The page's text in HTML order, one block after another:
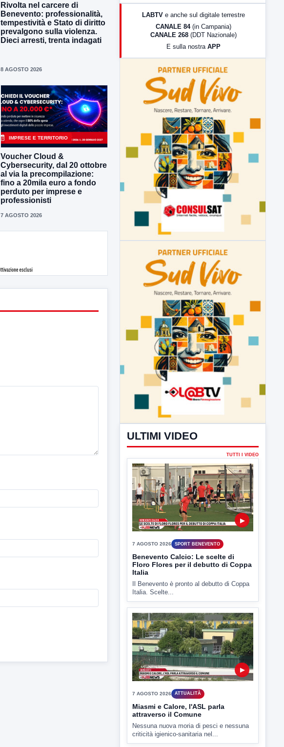
Rivolta nel carcere di
Benevento: professionalità,
tempestività e Stato di diritto
prevalgono sulla violenza.
Dieci arresti, trenta indagati
8 AGOSTO 2026
IMPRESE E TERRITORIO
Voucher Cloud &
Cybersecurity, dal 20 ottobre
al via la precompilazione:
fino a 20mila euro a fondo
perduto per imprese e
professionisti
7 AGOSTO 2026
LabNews (Diretta)
LabNews (replica)
LABTV e anche sul digitale terrestre
CANALE 84 (in Campania)
CANALE 268 (DDT Nazionale)
E sulla nostra APP
ULTIMI VIDEO
▶
7 AGOSTO 2026 SPORT BENEVENTO
Benevento Calcio: Le scelte di
Floro Flores per il debutto di Coppa
Il Benevento è pronto al debutto di Coppa
Italia. Scelte...
▶
7 AGOSTO 2026 ATTUALITÀ
Miasmi e Calore, l'ASL parla
attraverso il Comune
Nessuna nuova moria di pesci e nessuna
criticità igienico-sanitaria nel...